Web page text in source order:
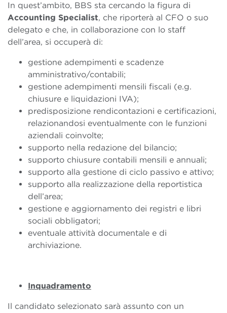
In quest’ambito, BBS sta cercando la figura di
Accounting Specialist, che riporterà al CFO o suo
delegato e che, in collaborazione con lo staff
dell’area, si occuperà di:
gestione adempimenti e scadenze
amministrativo/contabili;
gestione adempimenti mensili fiscali (e.g.
chiusure e liquidazioni IVA);
predisposizione rendicontazioni e certificazioni,
relazionandosi eventualmente con le funzioni
aziendali coinvolte;
supporto nella redazione del bilancio;
supporto chiusure contabili mensili e annuali;
supporto alla gestione di ciclo passivo e attivo;
supporto alla realizzazione della reportistica
dell’area;
gestione e aggiornamento dei registri e libri
sociali obbligatori;
eventuale attività documentale e di
archiviazione.
Inquadramento
Il candidato selezionato sarà assunto con un